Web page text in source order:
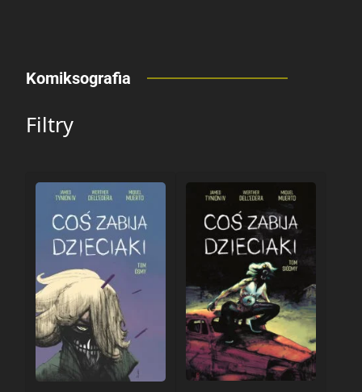
Komiksografia
Filtry